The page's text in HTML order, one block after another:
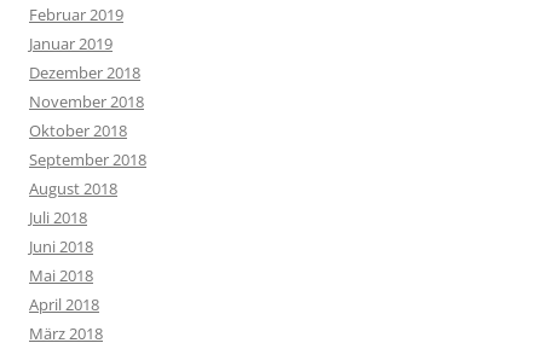
Februar 2019
Januar 2019
Dezember 2018
November 2018
Oktober 2018
September 2018
August 2018
Juli 2018
Juni 2018
Mai 2018
April 2018
März 2018